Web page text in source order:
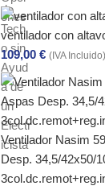
ventilador con
109,00 € (IVA Incluido)
Ventilador Nasim
Desp. 34,5/42x50/